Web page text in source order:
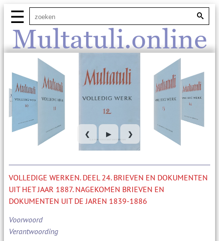
Multatuli.online
☰
❮ ▶ ❯
VOLLEDIGE WERKEN. DEEL 24. BRIEVEN EN DOKUMENTEN
UIT HET JAAR 1887. NAGEKOMEN BRIEVEN EN
DOKUMENTEN UIT DE JAREN 1839-1886
Voorwoord
Verantwoording